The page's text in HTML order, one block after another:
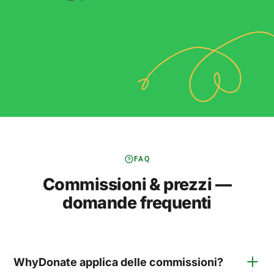
FAQ
Commissioni & prezzi —
domande frequenti
WhyDonate applica delle commissioni?